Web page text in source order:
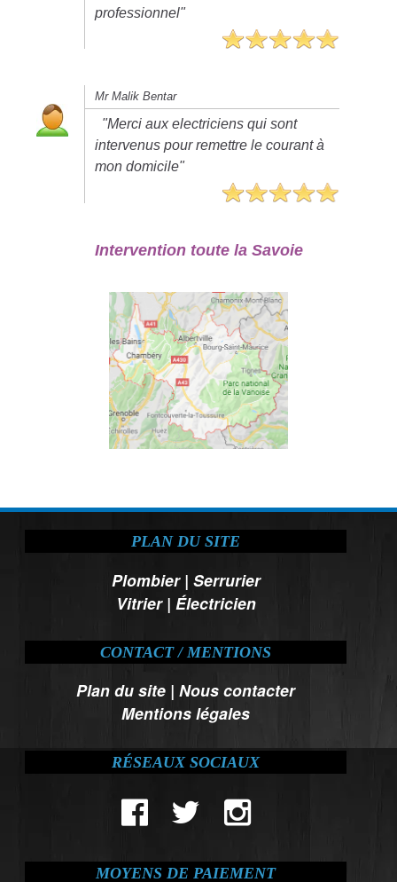
professionnel"
Mr Malik Bentar
"Merci aux electriciens qui sont
intervenus pour remettre le courant à
mon domicile"
Intervention toute la Savoie
PLAN DU SITE
Plombier| Serrurier
Vitrier| Électricien
CONTACT / MENTIONS
Plan du site |Nous contacter
Mentions légales
RÉSEAUX SOCIAUX
MOYENS DE PAIEMENT